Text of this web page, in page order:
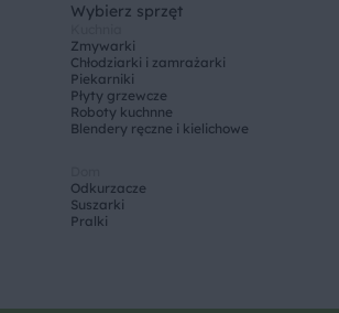
Wybierz sprzęt
Zmywarki
Chłodziarki i zamrażarki
Piekarniki
Płyty grzewcze
Roboty kuchnne
Blendery ręczne i kielichowe
Odkurzacze
Suszarki
Pralki